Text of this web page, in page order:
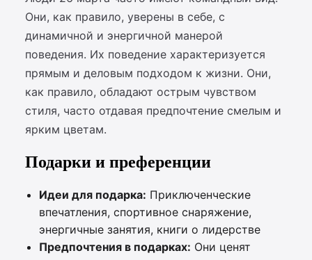
Они, как правило, уверены в себе, с
динамичной и энергичной манерой
поведения. Их поведение характеризуется
прямым и деловым подходом к жизни. Они,
как правило, обладают острым чувством
стиля, часто отдавая предпочтение смелым и
ярким цветам.
Подарки и преференции
Идеи для подарка: Приключенческие
впечатления, спортивное снаряжение,
энергичные занятия, книги о лидерстве
Предпочтения в подарках: Они ценят